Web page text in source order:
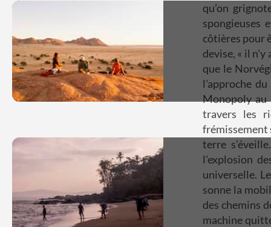
qu’on
spongieuses
côtières pour
devise, « il n'y
que le
l'approche
Monopoly au
travers les
frémissement
terre
l'explosion
universelle.
sonne la
des chemins
machine